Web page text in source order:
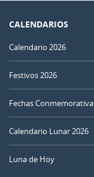
CALENDARIOS
Calendario 2026
Festivos 2026
Fechas
Calendario Lunar 2026
Luna de Hoy